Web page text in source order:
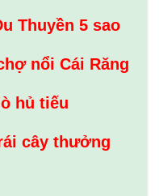
Thuyền 5 sao
nổi Cái Răng
lò hủ tiếu
cây thưởng